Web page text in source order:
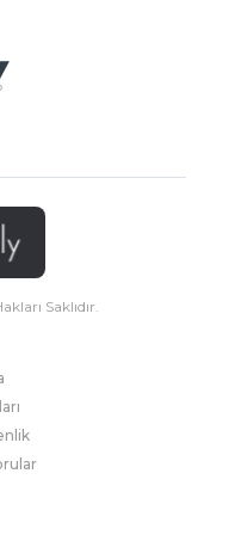
Saklıdır.